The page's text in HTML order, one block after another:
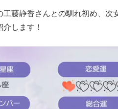
藤静香さんとの馴れ初め、次
します！